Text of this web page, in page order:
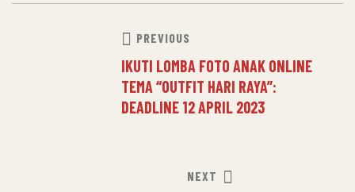
PREVIOUS
IKUTI LOMBA FOTO ANAK ONLINE
TEMA “OUTFIT HARI RAYA”:
DEADLINE 12 APRIL 2023
NEXT